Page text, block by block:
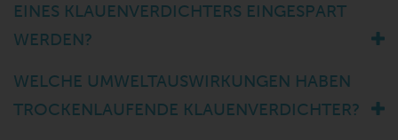
EINES KLAUENVERDICHTERS EINGESPART
WERDEN?
WELCHE UMWELTAUSWIRKUNGEN HABEN
TROCKENLAUFENDE KLAUENVERDICHTER?